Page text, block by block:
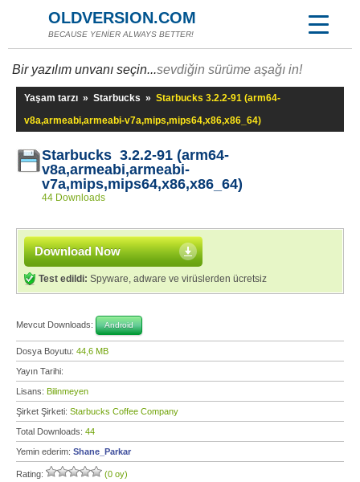
OLDVERSION.COM
BECAUSE YENİER ALWAYS BETTER!
Bir yazılım unvanı seçin...sevdiğin sürüme aşağı in!
Yaşam tarzı » Starbucks » Starbucks 3.2.2-91 (arm64-
v8a,armeabi,armeabi-v7a,mips,mips64,x86,x86_64)
Starbucks 3.2.2-91 (arm64-
v8a,armeabi,armeabi-
v7a,mips,mips64,x86,x86_64)
44 Downloads
Download Now
Test edildi: Spyware, adware ve virüslerden ücretsiz
Mevcut Downloads: Android
Dosya Boyutu: 44,6 MB
Yayın Tarihi:
Lisans: Bilinmeyen
Şirket Şirketi: Starbucks Coffee Company
Total Downloads: 44
Yemin ederim: Shane_Parkar
Rating: (0 oy)